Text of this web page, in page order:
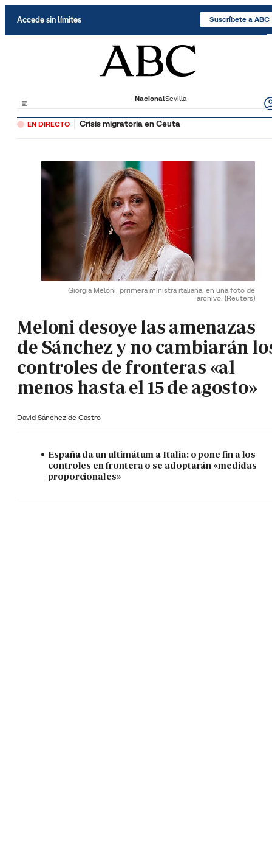
Accede sin límites Suscríbete a ABC
NacionalSevilla
EN DIRECTO Crisis migratoria en Ceuta
Giorgia Meloni, prrimera ministra italiana, en una foto de
archivo. (Reuters)
Meloni desoye las amenazas
de Sánchez y no cambiarán
controles de fronteras «al
menos hasta el 15 de agosto»
David Sánchez de Castro
España da un ultimátum a Italia: o pone fin a los
controles en frontera o se adoptarán «medidas
proporcionales»